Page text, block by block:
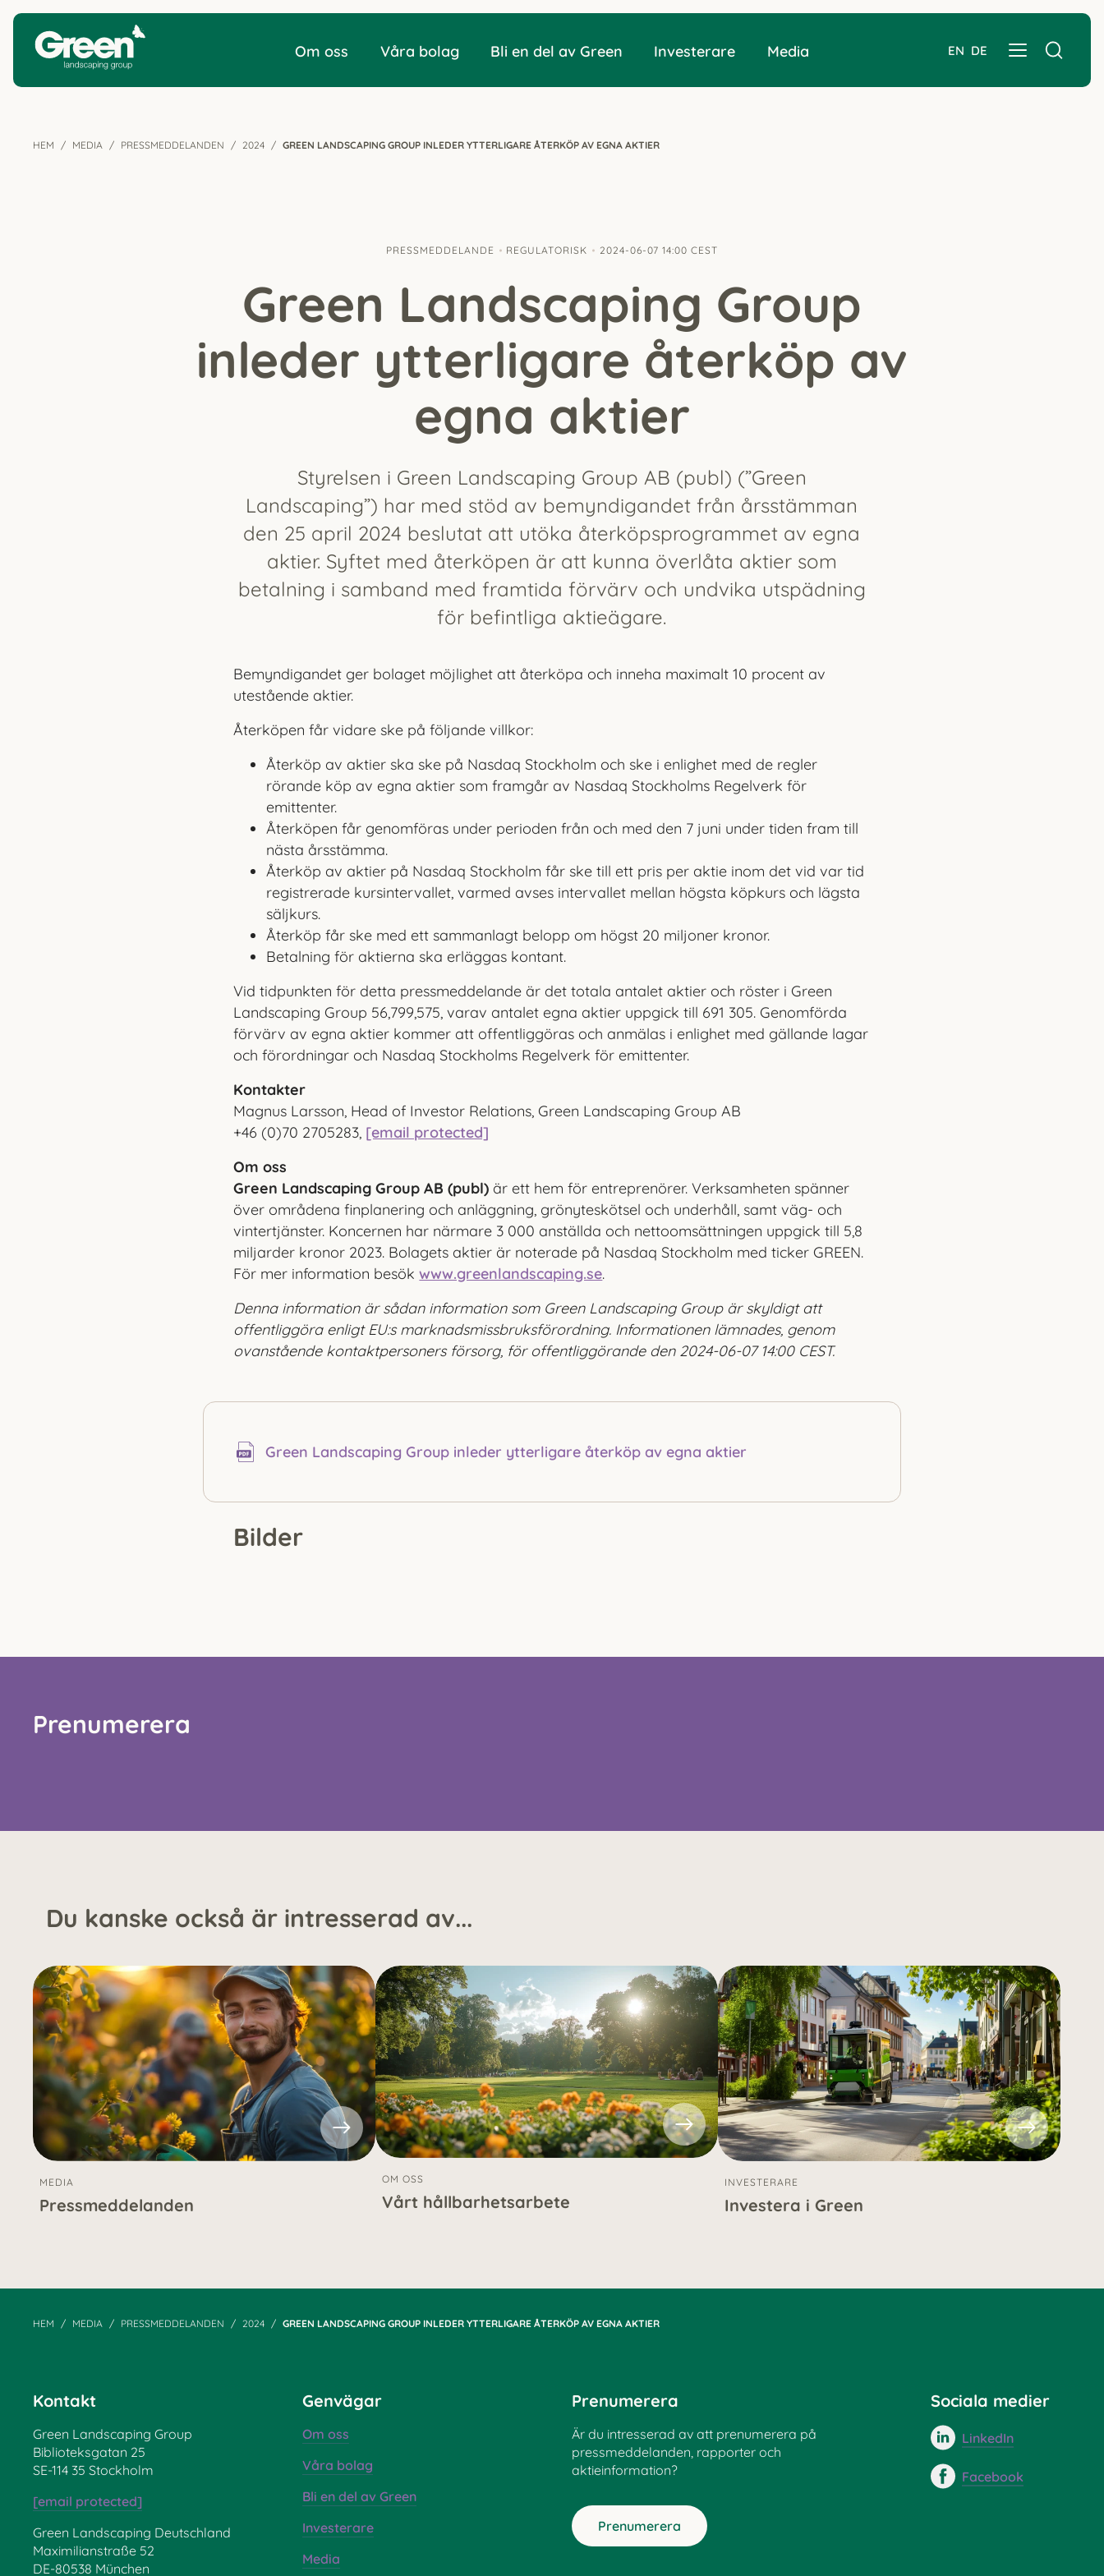
EN DE
Om oss Våra bolag Bli en del av Green Investerare Media
HEM MEDIA PRESSMEDDELANDEN 2024 GREEN LANDSCAPING GROUP INLEDER YTTERLIGARE ÅTERKÖP AV EGNA AKTIER
PRESSMEDDELANDE REGULATORISK 2024-06-07 14:00 CEST
Green Landscaping Group
inleder ytterligare återköp av
egna aktier
Styrelsen i Green Landscaping Group AB (publ) (”Green
Landscaping”) har med stöd av bemyndigandet från års­stämman
den 25 april 2024 beslutat att utöka återköpsprogrammet av egna
aktier. Syftet med återköpen är att kunna överlåta aktier som
betalning i samband med framtida förvärv och undvika utspädning
för befintliga aktieägare.
Bemyndigandet ger bolaget möjlighet att återköpa och inneha maximalt 10 procent av
utestående aktier.
Återköpen får vidare ske på följande villkor:
Återköp av aktier ska ske på Nasdaq Stockholm och ske i enlighet med de regler
rörande köp av egna aktier som framgår av Nasdaq Stockholms Regelverk för
emittenter.
Återköpen får genomföras under perioden från och med den 7 juni under tiden fram till
nästa års­stämma.
Återköp av aktier på Nasdaq Stockholm får ske till ett pris per aktie inom det vid var tid
registrerade kursintervallet, varmed avses intervallet mellan högsta köpkurs och lägsta
säljkurs.
Återköp får ske med ett sammanlagt belopp om högst 20 miljoner kronor.
Betalning för aktierna ska erläggas kontant.
Vid tidpunkten för detta pressmeddelande är det totala antalet aktier och röster i Green
Landscaping Group 56,799,575, varav antalet egna aktier uppgick till 691 305. Genomförda
förvärv av egna aktier kommer att offentliggöras och anmälas i enlighet med gällande lagar
och förordningar och Nasdaq Stockholms Regelverk för emittenter.
Kontakter
Magnus Larsson, Head of Investor Relations, Green Landscaping Group AB
+46 (0)70 2705283, [email protected]
Om oss
Green Landscaping Group AB (publ) är ett hem för entreprenörer. Verksamheten spänner
över områdena finplanering och anläggning, grönyteskötsel och underhåll, samt väg- och
vintertjänster. Koncernen har närmare 3 000 anställda och nettoomsättningen uppgick till 5,8
miljarder kronor 2023. Bolagets aktier är noterade på Nasdaq Stockholm med ticker GREEN.
För mer information besökwww.greenlandscaping.se.
Denna information är sådan information som Green Landscaping Group är skyldigt att
offentliggöra enligt EU:s marknads­missbruksförordning. Informationen lämnades, genom
ovanstående kontaktpersoners försorg, för offentliggörande den 2024-06-07 14:00 CEST.
Green Landscaping Group inleder ytterligare återköp av egna aktier
Bilder
Prenumerera
Du kanske också är intresserad av...
MEDIA
Pressmeddelanden
OM OSS
Vårt hållbarhetsarbete
INVESTERARE
Investera i Green
HEM MEDIA PRESSMEDDELANDEN 2024 GREEN LANDSCAPING GROUP INLEDER YTTERLIGARE ÅTERKÖP AV EGNA AKTIER
Kontakt
Green Landscaping Group
Biblioteksgatan 25
SE-114 35 Stockholm
[email protected]
Green Landscaping Deutschland
Maximilianstraße 52
DE-80538 München
Genvägar
Om oss
Våra bolag
Bli en del av Green
Investerare
Media
Prenumerera
Är du intresserad av att prenumerera på
pressmeddelanden, rapporter och
aktieinformation?
Prenumerera
Sociala medier
LinkedIn
Facebook